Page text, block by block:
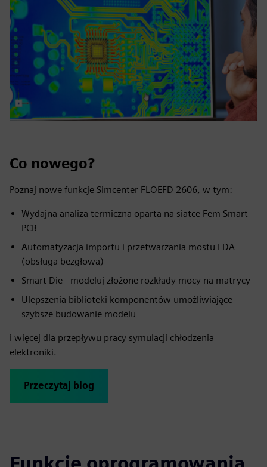
Co nowego?
Poznaj nowe funkcje Simcenter FLOEFD 2606, w tym:
Wydajna analiza termiczna oparta na siatce Fem Smart
PCB
Automatyzacja importu i przetwarzania mostu EDA
(obsługa bezgłowa)
Smart Die - modeluj złożone rozkłady mocy na matrycy
Ulepszenia biblioteki komponentów umożliwiające
szybsze budowanie modelu
i więcej dla przepływu pracy symulacji chłodzenia
elektroniki.
Przeczytaj blog